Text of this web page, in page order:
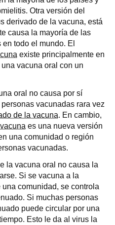
Otra versión del
derivado de la vacuna, está
causa la mayoría de las
todo el mundo. El
existe principalmente en
vacuna oral con un
oral no causa por sí
vacunadas rara vez
de la vacuna. En cambio,
es una nueva versión
una comunidad o región
vacunadas.
la vacuna oral no causa la
Si se vacuna a la
comunidad, se controla
Si muchas personas
puede circular por una
Esto le da al virus la